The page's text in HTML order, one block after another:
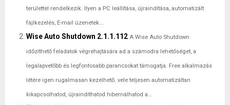
területtel rendelkezik. Ilyen a PC leállítása, újraindítása, automatizált
fájlkezelés, E-mail üzenetek...
Wise Auto Shutdown 2.1.1.112 A Wise Auto Shutdown
időzíthető feladatok végrehajtására ad a számodra lehetőséget, a
legalapvetőbb és legfontosabb parancsokat támogatja. Free alkalmazás
létére igen rugalmasan kezelhető. vele teljesen automatizáltan
kikapcsolhatod, újraindíthatod hibernálhatod a...